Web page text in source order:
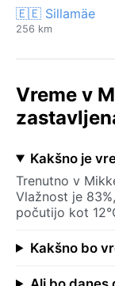
🇪🇪 Sillamäe
256 km
Vreme v
Kakšno je
Trenutno v
Vlažnost je
počutijo kot
Kakšno bo